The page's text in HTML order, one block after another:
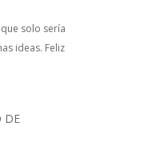
solo sería
ideas. Feliz
DE